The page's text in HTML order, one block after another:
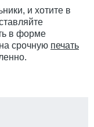
и хотите в
в форме
срочную печать